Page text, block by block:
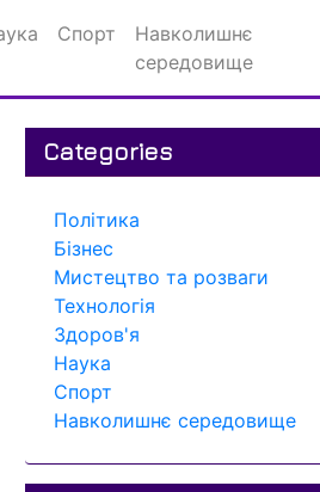
Спорт
Навколишнє
середовище
Categories
Політика
Бізнес
Мистецтво та розваги
Технологія
Здоров'я
Наука
Спорт
Навколишнє середовище